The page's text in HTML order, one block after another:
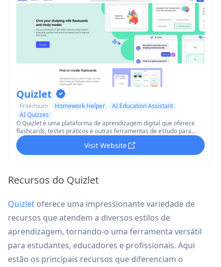
Quizlet
Freemium Homework Helper
AI Education Assistant
AI Quizzes
O Quizlet é uma plataforma de aprendizagem digital que oferece
flashcards, testes práticos e outras ferramentas de estudo para
ajudar os alunos a aprender e memorizar informações em várias
disciplinas.
Visit Website
Recursos do Quizlet
Quizlet oferece uma impressionante variedade de
recursos que atendem a diversos estilos de
aprendizagem, tornando-o uma ferramenta versátil
para estudantes, educadores e profissionais. Aqui
estão os principais recursos que diferenciam o